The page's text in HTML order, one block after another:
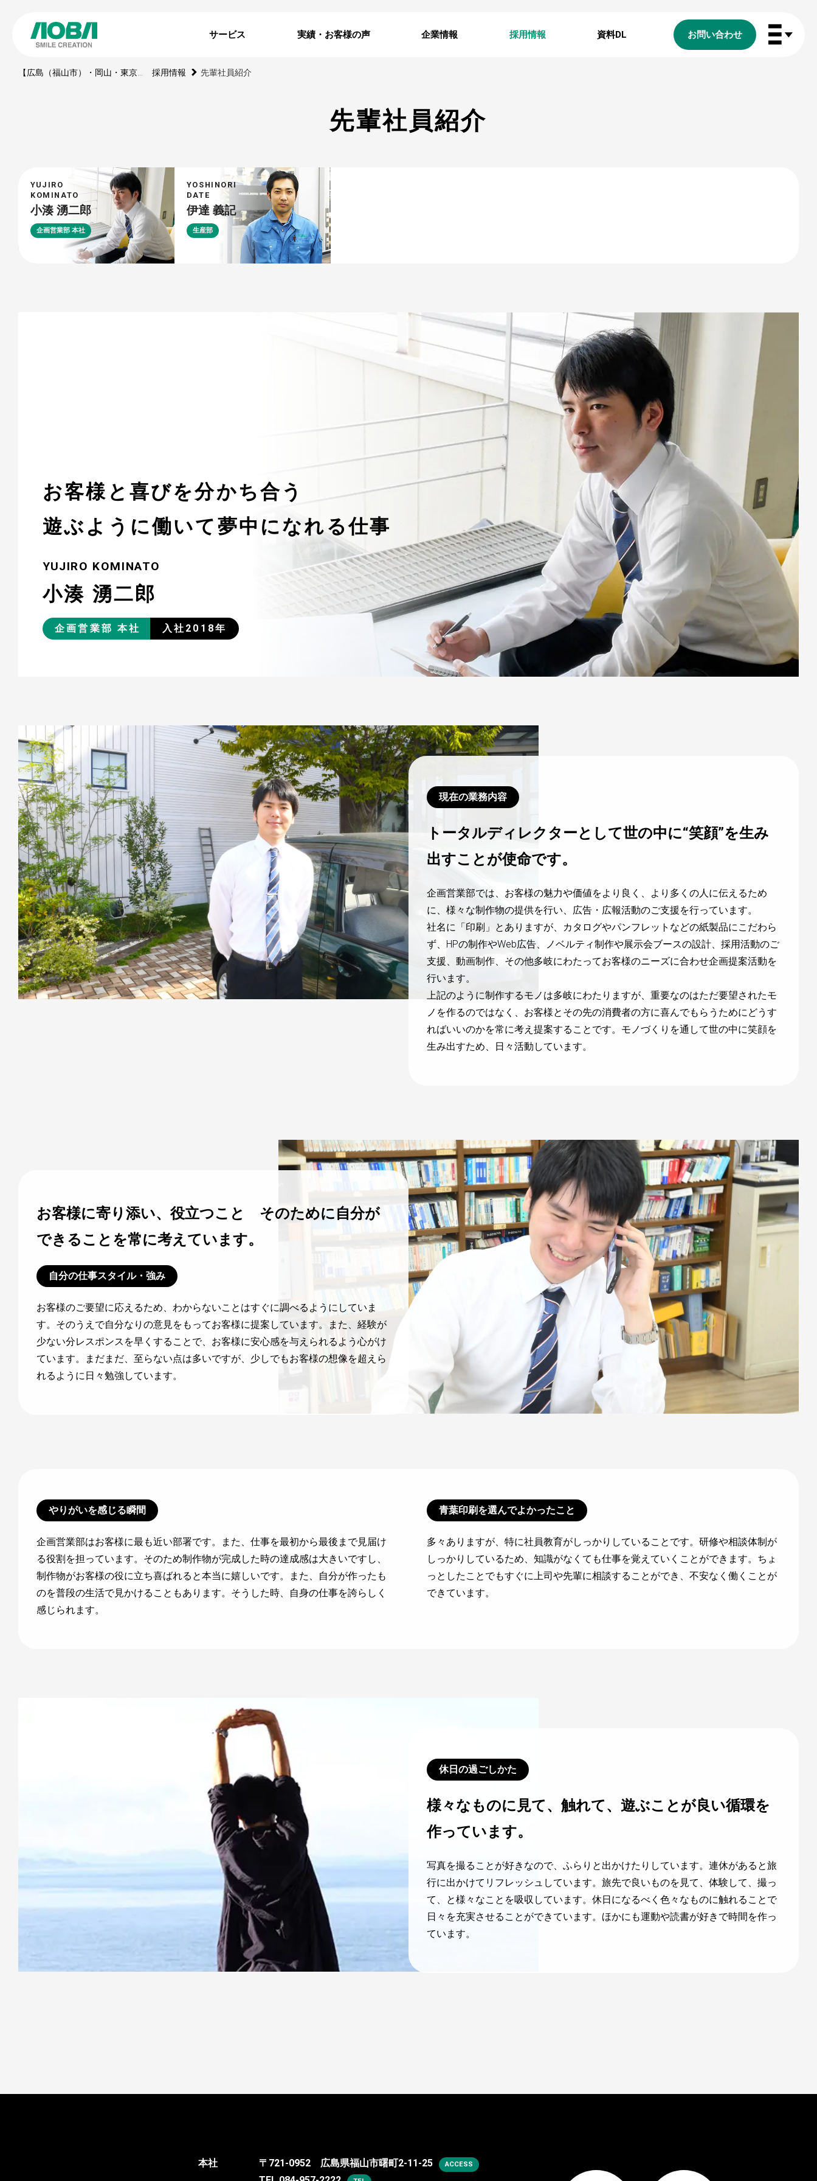
サービス 実績・お客様の声 企業情報 採用情報 資料DL お問い合わせ
【広島（福山市）・岡山・東京】印刷・WEBサイト・動画・展示ブース・ノベルティの制作会社 採用情報 先輩社員紹介
先輩社員紹介
YUJIRO
KOMINATO
小湊 湧二郎
企画営業部 本社
YOSHINORI
DATE
伊達 義記
生産部
お客様と喜びを分かち合う
遊ぶように働いて夢中になれる仕事
YUJIRO KOMINATO
小湊 湧二郎
企画営業部 本社 入社2018年
現在の業務内容
トータルディレクターとして世の中に“笑顔”を生み
出すことが使命です。
企画営業部では、お客様の魅力や価値をより良く、より多くの人に伝えるため
に、様々な制作物の提供を行い、広告・広報活動のご支援を行っています。
社名に「印刷」とありますが、カタログやパンフレットなどの紙製品にこだわら
ず、HPの制作やWeb広告、ノベルティ制作や展示会ブースの設計、採用活動のご
支援、動画制作、その他多岐にわたってお客様のニーズに合わせ企画提案活動を
行います。
上記のように制作するモノは多岐にわたりますが、重要なのはただ要望されたモ
ノを作るのではなく、お客様とその先の消費者の方に喜んでもらうためにどうす
ればいいのかを常に考え提案することです。モノづくりを通して世の中に笑顔を
生み出すため、日々活動しています。
お客様に寄り添い、役立つこと そのために自分が
できることを常に考えています。
自分の仕事スタイル・強み
お客様のご要望に応えるため、わからないことはすぐに調べるようにしていま
す。そのうえで自分なりの意見をもってお客様に提案しています。また、経験が
少ない分レスポンスを早くすることで、お客様に安心感を与えられるよう心がけ
ています。まだまだ、至らない点は多いですが、少しでもお客様の想像を超えら
れるように日々勉強しています。
やりがいを感じる瞬間
企画営業部はお客様に最も近い部署です。また、仕事を最初から最後まで見届け
る役割を担っています。そのため制作物が完成した時の達成感は大きいですし、
制作物がお客様の役に立ち喜ばれると本当に嬉しいです。また、自分が作ったも
のを普段の生活で見かけることもあります。そうした時、自身の仕事を誇らしく
感じられます。
青葉印刷を選んでよかったこと
多々ありますが、特に社員教育がしっかりしていることです。研修や相談体制が
しっかりしているため、知識がなくても仕事を覚えていくことができます。ちょ
っとしたことでもすぐに上司や先輩に相談することができ、不安なく働くことが
できています。
休日の過ごしかた
様々なものに見て、触れて、遊ぶことが良い循環を
作っています。
写真を撮ることが好きなので、ふらりと出かけたりしています。連休があると旅
行に出かけてリフレッシュしています。旅先で良いものを見て、体験して、撮っ
て、と様々なことを吸収しています。休日になるべく色々なものに触れることで
日々を充実させることができています。ほかにも運動や読書が好きで時間を作っ
ています。
本社 〒721-0952 広島県福山市曙町2-11-25 ACCESS